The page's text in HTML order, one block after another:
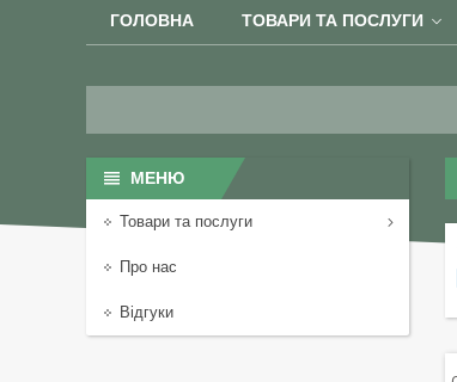
ГОЛОВНА ТОВАРИ ТА ПОСЛУГИ
Товари та послуги
Про нас
Відгуки